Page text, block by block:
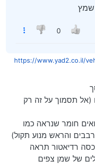
שמץ
0
https://www.yad2.co.il/
חשוב?
ואין לי שמץ
(אל תסמוך על זה רק
חומר שנראה כמו
והראש מנוע תקול)
רדיאטור תראה
של שמן צפים